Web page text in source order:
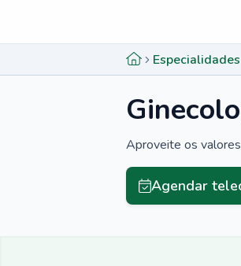
Especialidades
Aproveite os
Agendar